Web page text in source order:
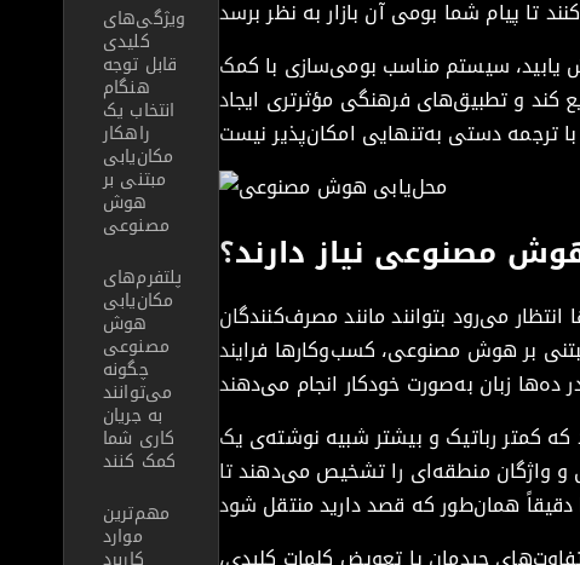
ویژگی‌های
کلیدی
قابل توجه
هنگام
انتخاب یک
راهکار
مکان‌یابی
مبتنی بر
هوش
مصنوعی
پلتفرم‌های
مکان‌یابی
هوش
مصنوعی
چگونه
می‌توانند
به جریان
کاری شما
کمک کنند
مهم‌ترین
موارد
یابید، سیستم مناسب بومی‌سازی با کمک
و تطبیق‌های فرهنگی مؤثرتری ایجاد
مصنوعی نیاز دارند؟
می‌رود بتوانند مانند مصرف‌کنندگان
بر هوش مصنوعی، کسب‌وکارها فرایند
که کمتر رباتیک و بیشتر شبیه نوشته‌ی یک
و واژگان منطقه‌ای را تشخیص می‌دهند تا